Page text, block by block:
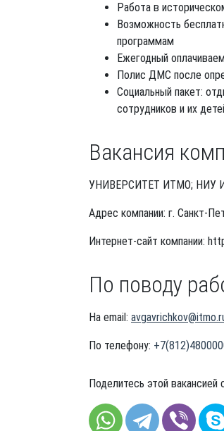
Работа в
Возможность
программам
Ежегодный
Полис ДМС после
Социальный пакет:
сотрудников и их
Вакансия
УНИВЕРСИТЕТ ИТМО; НИУ
Адрес компании: г. Санкт-
Интернет-сайт компании:
По поводу
На email:
По телефону:
Поделитесь этой